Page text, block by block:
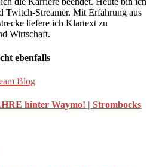
Twitch-Streamer. Mit Erfahrung aus
liefere ich Klartext zu
Wirtschaft.
ebenfalls
hinter Waymo! | Strombocks